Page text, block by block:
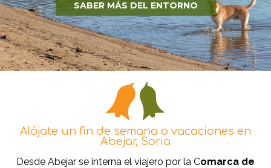
SABER MÁS DEL ENTORNO
Alójate un fin de semana o vacaciones en
Abejar, Soria
Desde Abejar se interna el viajero por la Comarca de